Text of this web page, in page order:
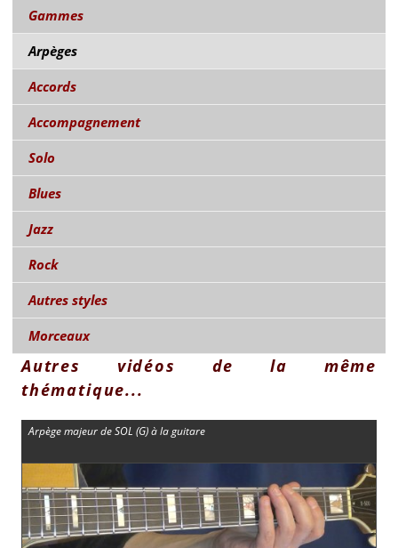
Gammes
Arpèges
Accords
Accompagnement
Solo
Blues
Jazz
Rock
Autres styles
Morceaux
Autres vidéos de la même
thématique...
Arpège majeur de SOL (G) à la guitare